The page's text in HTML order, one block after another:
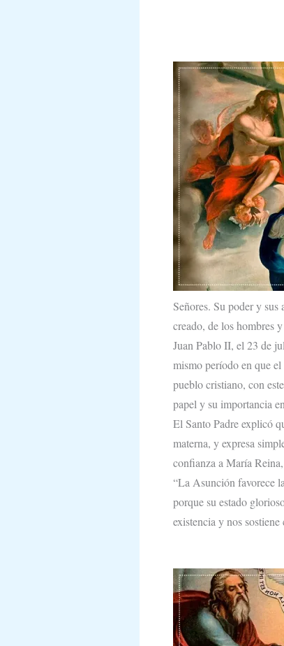
Señores. Su poder y
creado, de los hombres
Juan Pablo II, el 23 de
mismo período en que
pueblo cristiano, con
papel y su importancia
El Santo Padre explicó
materna, y expresa
confianza a María
“La Asunción favorece
porque su estado
existencia y nos